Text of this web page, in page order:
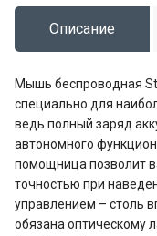
Описание
Мышь беспроводная
специально для
ведь полный заряд
автономного
помощница позволит
точностью при
управлением – столь
обязана оптическому